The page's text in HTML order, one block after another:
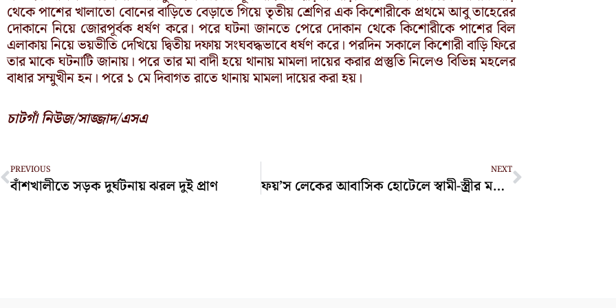
থেকে পাশের খালাতো বোনের বাড়িতে বেড়াতে গিয়ে তৃতীয় শ্রেণির এক কিশোরীকে প্রথমে আবু তাহেরের
দোকানে নিয়ে জোরপূর্বক ধর্ষণ করে। পরে ঘটনা জানতে পেরে দোকান থেকে কিশোরীকে পাশের বিল
এলাকায় নিয়ে ভয়ভীতি দেখিয়ে দ্বিতীয় দফায় সংঘবদ্ধভাবে ধর্ষণ করে। পরদিন সকালে কিশোরী বাড়ি ফিরে
তার মাকে ঘটনাটি জানায়। পরে তার মা বাদী হয়ে থানায় মামলা দায়ের করার প্রস্তুতি নিলেও বিভিন্ন মহলের
বাধার সম্মুখীন হন। পরে ১ মে দিবাগত রাতে থানায় মামলা দায়ের করা হয়।
চাটগাঁ নিউজ/সাজ্জাদ/এসএ
Prev
PREVIOUS
বাঁশখালীতে সড়ক দুর্ঘটনায় ঝরল দুই প্রাণ
NEXT
ফয়’স লেকের আবাসিক হোটেলে স্বামী-স্ত্রীর মরদেহ উদ্ধার
Next